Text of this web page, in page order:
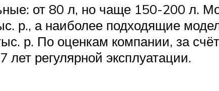
от 80 л, но чаще 150-200 л.
р., а наиболее подходящие
р. По оценкам компании, за
регулярной эксплуатации.